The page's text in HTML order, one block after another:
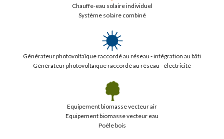
Chauffe-eau solaire individuel
Système solaire combiné
Générateur photovoltaïque raccordé au réseau - intégration au bâti
Générateur photovoltaïque raccordé au réseau - électricité
Equipement biomasse vecteur air
Equipement biomasse vecteur eau
Poêle bois